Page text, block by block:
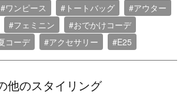
#ワンピース #トートバッグ
#アウター
#フェミニン
#おでかけコーデ
コーデ #アクセサリー #E25
他のスタイリング